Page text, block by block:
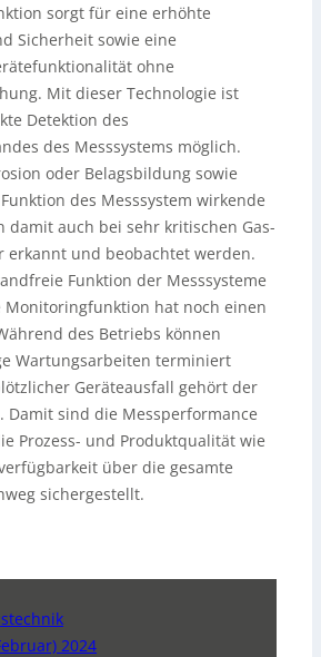
sorgt für eine erhöhte
Sicherheit sowie eine
ohne
Mit dieser Technologie ist
Detektion des
des Messsystems möglich.
oder Belagsbildung sowie
des Messsystem wirkende
damit auch bei sehr kritischen Gas-
erkannt und beobachtet werden.
Funktion der Messsysteme
Monitoringfunktion hat noch einen
des Betriebs können
Wartungsarbeiten terminiert
Geräteausfall gehört der
Damit sind die Messperformance
Prozess- und Produktqualität wie
über die gesamte
sichergestellt.
2024